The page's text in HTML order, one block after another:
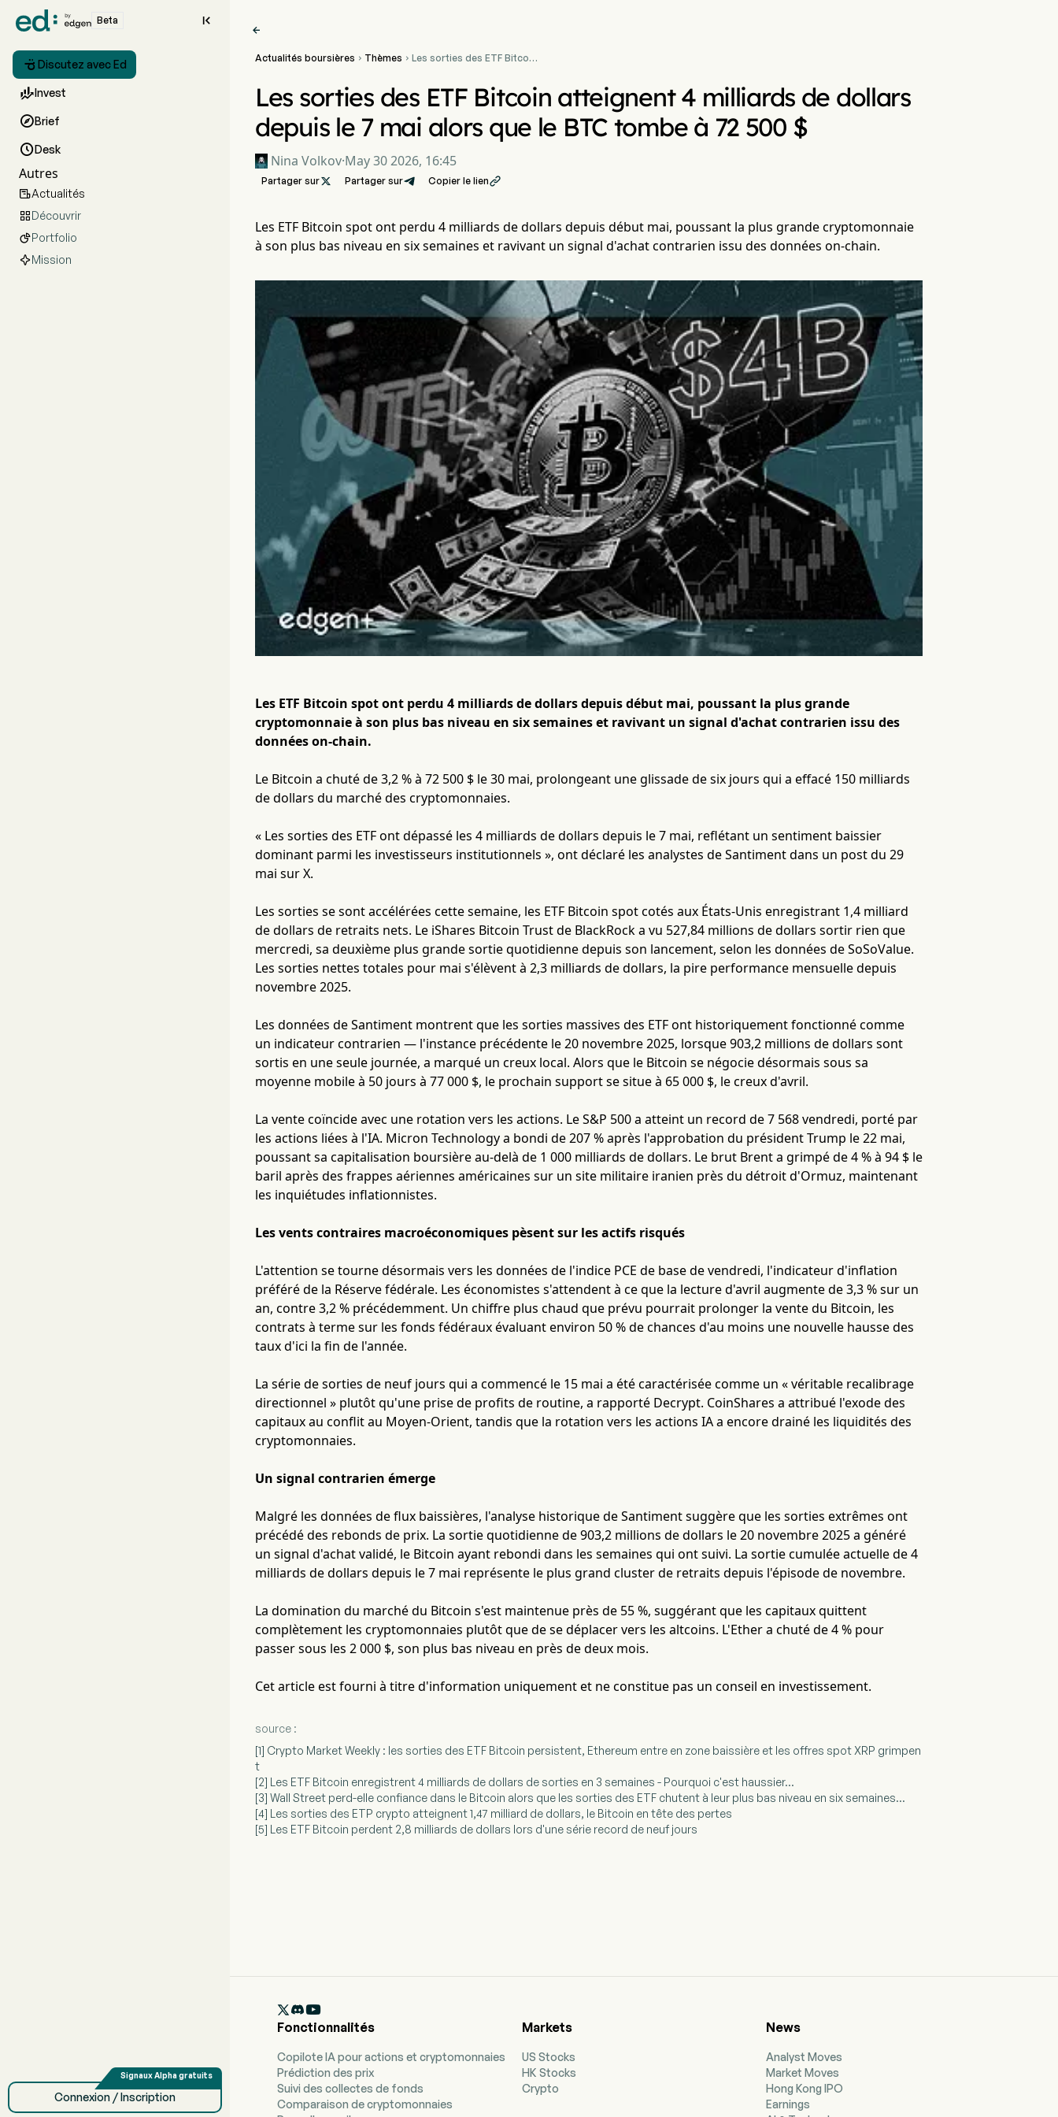
Beta 
 Discutez avec Ed
Invest
Brief
Desk
Autres
Actualités
Découvrir
Portfolio
Mission
Connexion / Inscription

Actualités boursières  Thèmes  Les sorties des ETF Bitcoin
alors que le BTC tombe à
72 500 $
Les sorties des ETF Bitcoin atteignent 4 milliards de dollars
depuis le 7 mai alors que le BTC tombe à 72 500 $
Nina Volkov·May 30 2026, 16:45
Partager sur Partager sur Copier le lien
Les ETF Bitcoin spot ont perdu 4 milliards de dollars depuis début mai, poussant la plus grande cryptomonnaie
à son plus bas niveau en six semaines et ravivant un signal d'achat contrarien issu des données on-chain.
Les ETF Bitcoin spot ont perdu 4 milliards de dollars depuis début mai, poussant la plus grande
cryptomonnaie à son plus bas niveau en six semaines et ravivant un signal d'achat contrarien issu des
données on-chain.
Le Bitcoin a chuté de 3,2 % à 72 500 $ le 30 mai, prolongeant une glissade de six jours qui a effacé 150 milliards
de dollars du marché des cryptomonnaies.
« Les sorties des ETF ont dépassé les 4 milliards de dollars depuis le 7 mai, reflétant un sentiment baissier
dominant parmi les investisseurs institutionnels », ont déclaré les analystes de Santiment dans un post du 29
mai sur X.
Les sorties se sont accélérées cette semaine, les ETF Bitcoin spot cotés aux États-Unis enregistrant 1,4 milliard
de dollars de retraits nets. Le iShares Bitcoin Trust de BlackRock a vu 527,84 millions de dollars sortir rien que
mercredi, sa deuxième plus grande sortie quotidienne depuis son lancement, selon les données de SoSoValue.
Les sorties nettes totales pour mai s'élèvent à 2,3 milliards de dollars, la pire performance mensuelle depuis
novembre 2025.
Les données de Santiment montrent que les sorties massives des ETF ont historiquement fonctionné comme
un indicateur contrarien — l'instance précédente le 20 novembre 2025, lorsque 903,2 millions de dollars sont
sortis en une seule journée, a marqué un creux local. Alors que le Bitcoin se négocie désormais sous sa
moyenne mobile à 50 jours à 77 000 $, le prochain support se situe à 65 000 $, le creux d'avril.
La vente coïncide avec une rotation vers les actions. Le S&P 500 a atteint un record de 7 568 vendredi, porté par
les actions liées à l'IA. Micron Technology a bondi de 207 % après l'approbation du président Trump le 22 mai,
poussant sa capitalisation boursière au-delà de 1 000 milliards de dollars. Le brut Brent a grimpé de 4 % à 94 $ le
baril après des frappes aériennes américaines sur un site militaire iranien près du détroit d'Ormuz, maintenant
les inquiétudes inflationnistes.
Les vents contraires macroéconomiques pèsent sur les actifs risqués
L'attention se tourne désormais vers les données de l'indice PCE de base de vendredi, l'indicateur d'inflation
préféré de la Réserve fédérale. Les économistes s'attendent à ce que la lecture d'avril augmente de 3,3 % sur un
an, contre 3,2 % précédemment. Un chiffre plus chaud que prévu pourrait prolonger la vente du Bitcoin, les
contrats à terme sur les fonds fédéraux évaluant environ 50 % de chances d'au moins une nouvelle hausse des
taux d'ici la fin de l'année.
La série de sorties de neuf jours qui a commencé le 15 mai a été caractérisée comme un « véritable recalibrage
directionnel » plutôt qu'une prise de profits de routine, a rapporté Decrypt. CoinShares a attribué l'exode des
capitaux au conflit au Moyen-Orient, tandis que la rotation vers les actions IA a encore drainé les liquidités des
cryptomonnaies.
Un signal contrarien émerge
Malgré les données de flux baissières, l'analyse historique de Santiment suggère que les sorties extrêmes ont
précédé des rebonds de prix. La sortie quotidienne de 903,2 millions de dollars le 20 novembre 2025 a généré
un signal d'achat validé, le Bitcoin ayant rebondi dans les semaines qui ont suivi. La sortie cumulée actuelle de 4
milliards de dollars depuis le 7 mai représente le plus grand cluster de retraits depuis l'épisode de novembre.
La domination du marché du Bitcoin s'est maintenue près de 55 %, suggérant que les capitaux quittent
complètement les cryptomonnaies plutôt que de se déplacer vers les altcoins. L'Ether a chuté de 4 % pour
passer sous les 2 000 $, son plus bas niveau en près de deux mois.
Cet article est fourni à titre d'information uniquement et ne constitue pas un conseil en investissement.
source :
[1] Crypto Market Weekly : les sorties des ETF Bitcoin persistent, Ethereum entre en zone baissière et les offres spot XRP grimpen
t
[2] Les ETF Bitcoin enregistrent 4 milliards de dollars de sorties en 3 semaines - Pourquoi c'est haussier...
[3] Wall Street perd-elle confiance dans le Bitcoin alors que les sorties des ETF chutent à leur plus bas niveau en six semaines...
[4] Les sorties des ETP crypto atteignent 1,47 milliard de dollars, le Bitcoin en tête des pertes
[5] Les ETF Bitcoin perdent 2,8 milliards de dollars lors d'une série record de neuf jours

Fonctionnalités
Copilote IA pour actions et cryptomonnaies
Prédiction des prix
Suivi des collectes de fonds
Comparaison de cryptomonnaies
Markets
US Stocks
HK Stocks
Crypto
News
Analyst Moves
Market Moves
Hong Kong IPO
Earnings